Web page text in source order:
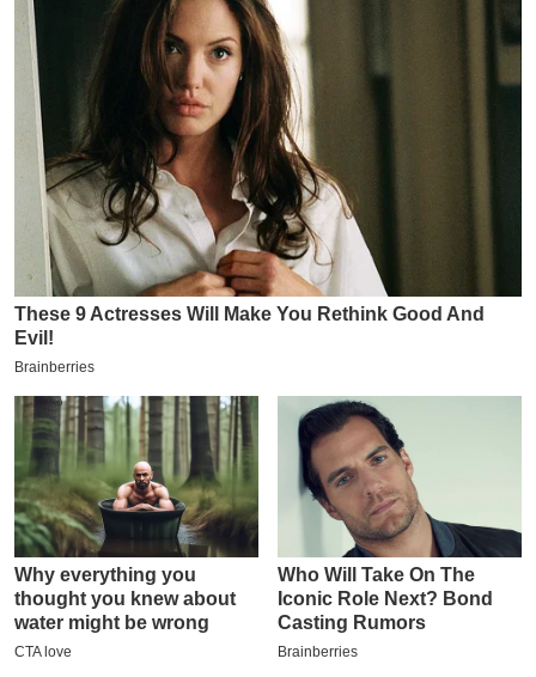
L
2
0
2
क्रा
ई
-
पे
प
र
मि
सा
ल
बे
मि
सा
ल